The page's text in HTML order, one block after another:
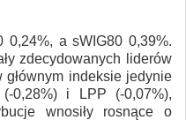
0,24%, a sWIG80 0,39%.
zdecydowanych liderów
indeksie jedynie
0,28%) i LPP (-0,07%),
wnosiły rosnące o